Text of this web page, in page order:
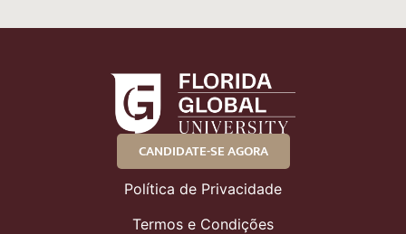
CANDIDATE-SE AGORA
Política de Privacidade
Termos e Condições